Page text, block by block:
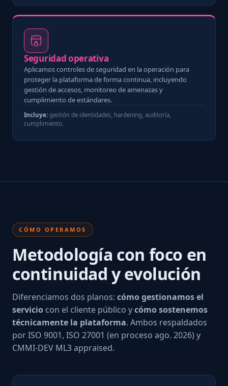
Seguridad operativa
Aplicamos controles de seguridad en la operación para
proteger la plataforma de forma continua, incluyendo
gestión de accesos, monitoreo de amenazas y
cumplimiento de estándares.
Incluye: gestión de identidades, hardening, auditoría,
cumplimiento.
CÓMO OPERAMOS
Metodología con foco en
continuidad y evolución
Diferenciamos dos planos: cómo gestionamos el
servicio con el cliente público ycómo sostenemos
técnicamente la plataforma. Ambos respaldados
por ISO 9001, ISO 27001 (en proceso ago. 2026) y
CMMI-DEV ML3 appraised.